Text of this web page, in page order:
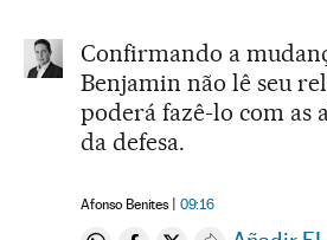
Confirmando a
Benjamin não lê seu
poderá fazê-lo com as
da defesa.
Afonso Benites 09:16